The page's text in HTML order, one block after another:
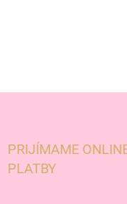
PRIJÍMAME
PLATBY